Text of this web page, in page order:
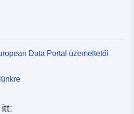
Data Portal üzemeltetői